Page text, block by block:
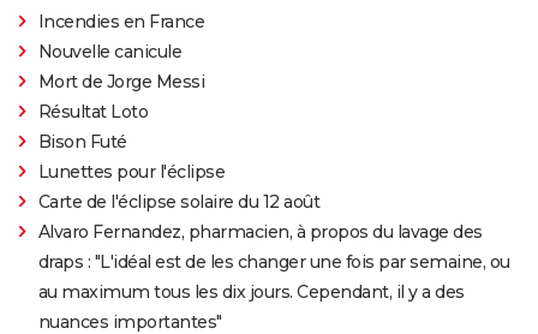
"Pauvres créatures" : de quoi parle ce film étrange
avec Emma Stone ?
Captain Fantastic : synopsis, casting, bande-
annonce, streaming, avis...
Le Fabuleux Destin d'Amélie Poulain : synopsis,
casting, bande-annonce, streaming...
Les goûts et les couleurs
Kinds of Kindness : notre critique du dernier film de
Yorgos Lanthimos
May December
Incendies en France
Nouvelle canicule
Mort de Jorge Messi
Résultat Loto
Bison Futé
Lunettes pour l'éclipse
Carte de l'éclipse solaire du 12 août
Alvaro Fernandez, pharmacien, à propos du lavage des
draps : "L'idéal est de les changer une fois par semaine, ou
au maximum tous les dix jours. Cependant, il y a des
nuances importantes"